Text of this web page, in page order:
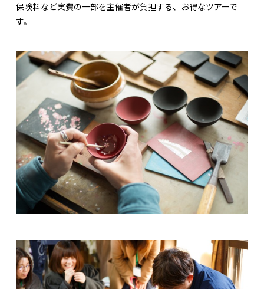
保険料など実費の一部を主催者が負担する、お得なツアーで
す。